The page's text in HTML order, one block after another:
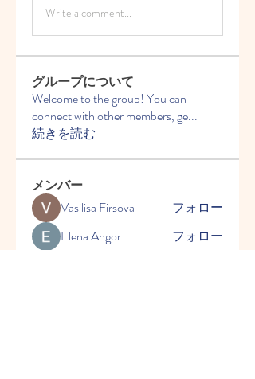
Write a comment...
グループについて
Welcome to the group! You can
connect with other members, ge...
続きを読む
メンバー
Vasilisa Firsova
フォロー
Elena Angor
フォロー